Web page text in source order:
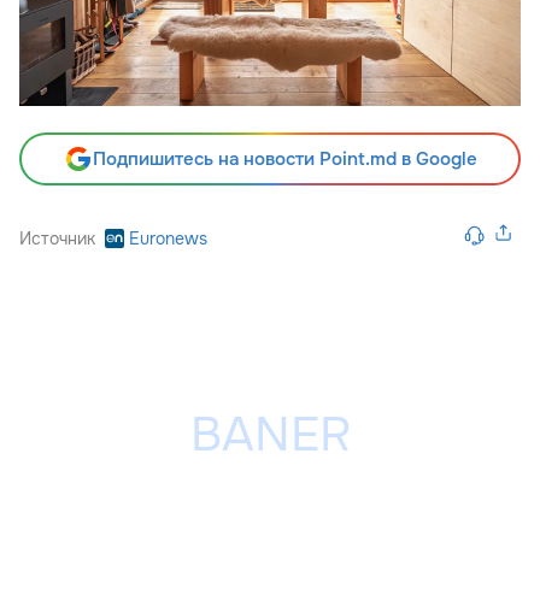
Подпишитесь на новости Point.md в Google
Источник Euronews